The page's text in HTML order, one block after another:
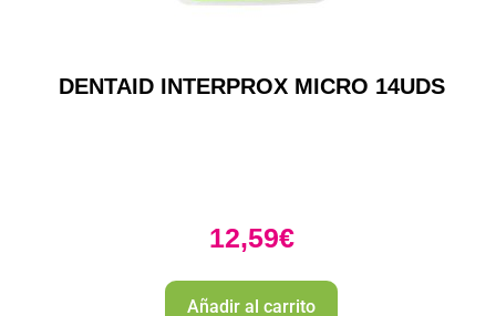
DENTAID INTERPROX MICRO 14UDS
12,59€
Añadir al carrito